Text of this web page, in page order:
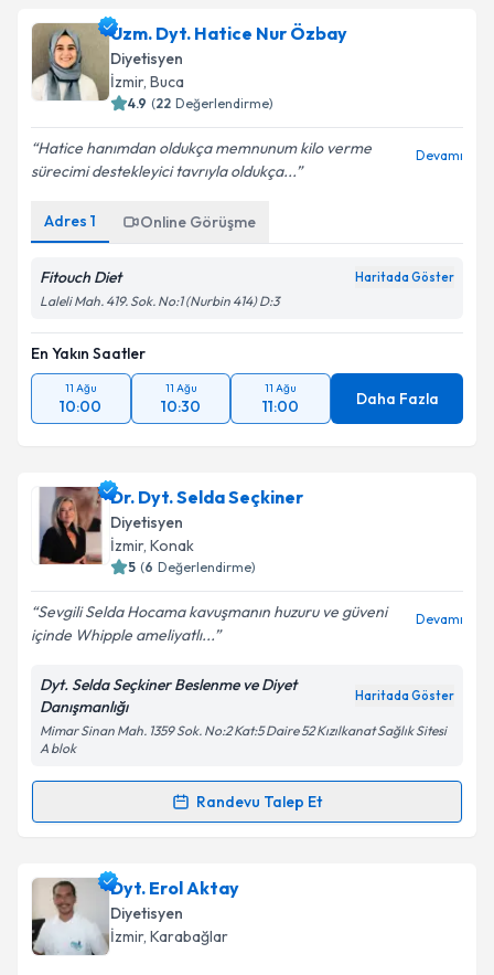
takvim hazırlandığında e-posta ile bilgilendireceğiz.
E-posta Adresiniz
Kişisel verilerimin işlenmesine ilişkin
kapsamda işlenmesini kabul ediyorum.
Takvim Talebini Gönder
Uzm. Dyt. Hatice Nur Özbay
Diyetisyen
İzmir, Buca
4.9 (22 Değerlendirme)
Hatice hanımdan oldukça memnunum kilo verme
sürecimi destekleyici tavrıyla oldukça...
Devamı
Adres 1 Online Görüşme
Fitouch Diet Haritada Göster
Laleli Mah. 419. Sok. No:1 (Nurbin 414) D:3
En Yakın Saatler
11 Ağu
10:00
11 Ağu
10:30
11 Ağu
11:00 Daha Fazla
Dr. Dyt. Selda Seçkiner
Diyetisyen
İzmir, Konak
5 (6 Değerlendirme)
Sevgili Selda Hocama kavuşmanın huzuru ve güveni
içinde Whipple ameliyatlı...
Devamı
Dyt. Selda Seçkiner Beslenme ve Diyet
Danışmanlığı
Haritada Göster
Mimar Sinan Mah. 1359 Sok. No:2 Kat:5 Daire 52 Kızılkanat Sağlık Sitesi
A blok
Randevu Talep Et
Randevu Takvimi Talebi
Dr. Dyt. Selda Seçkiner
oluşturun. Size bu uzmandan randevu almanız için bir
takvim hazırlandığında e-posta ile bilgilendireceğiz.
Dyt. Erol Aktay
Diyetisyen
İzmir, Karabağlar